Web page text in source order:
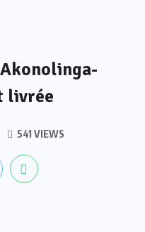
livrée
541 VIEWS